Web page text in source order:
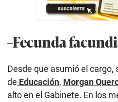
–Fecunda
Desde que asumió el
de Educación, Morgan
alto en el Gabinete. En los